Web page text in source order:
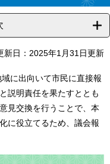
新日：2025年1月31日更新
に出向いて市民に直接報
説明責任を果たすととも
見交換を行うことで、本
に役立てるため、議会報